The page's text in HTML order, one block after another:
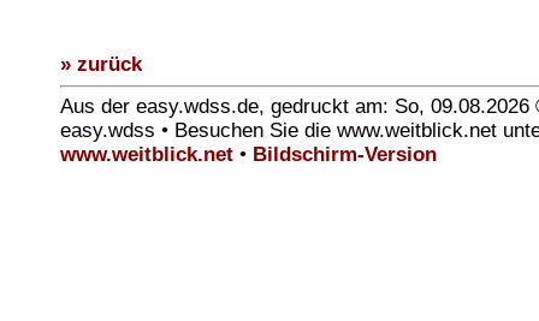
» zurück
Aus der easy.wdss.de, gedruckt am: So, 09.08.2026
easy.wdss • Besuchen Sie die www.weitblick.net
www.weitblick.net • Bildschirm-Version